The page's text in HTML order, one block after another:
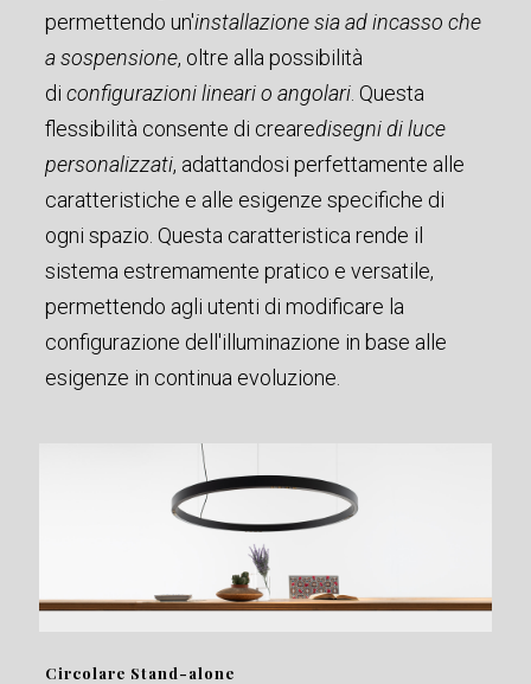
permettendo un'installazione sia ad incasso che
a sospensione, oltre alla possibilità
di configurazioni lineari o angolari . Questa
flessibilità consente di crearedisegni di luce
personalizzati, adattandosi perfettamente alle
caratteristiche e alle esigenze specifiche di
ogni spazio. Questa caratteristica rende il
sistema estremamente pratico e versatile,
permettendo agli utenti di modificare la
configurazione dell'illuminazione in base alle
esigenze in continua evoluzione.
Circolare Stand-alone